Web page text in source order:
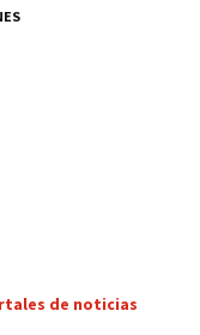
de noticias